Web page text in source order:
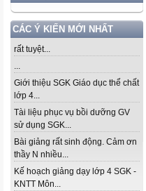
CÁC Ý KIẾN MỚI NHẤT
rất tuyệt...
...
Giới thiệu SGK Giáo dục thể chất
lớp 4...
Tài liệu phục vụ bồi dưỡng GV
sử dụng SGK...
Bài giảng rất sinh động. Cảm ơn
thầy N nhiều...
Kế hoạch giảng dạy lớp 4 SGK -
KNTT Môn...